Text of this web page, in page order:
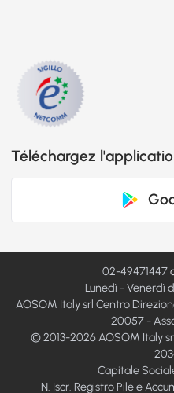
Téléchargez
02-49471447
Lunedì - Venerdì
AOSOM Italy srl Centro
20057 -
© 2013-2026 AOSOM Italy
Capitale
N. Iscr. Registro Pile e